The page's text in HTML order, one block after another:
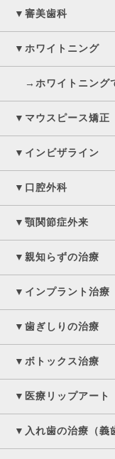
▼審美歯科
▼ホワイトニング
→ホワイトニング
▼マウスピース矯正
▼インビザライン
▼口腔外科
▼顎関節症外来
▼親知らずの治療
▼インプラント治療
▼歯ぎしりの治療
▼ボトックス治療
▼医療リップアート
▼入れ歯の治療（義